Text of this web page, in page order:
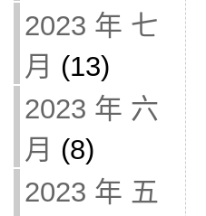
2023 年 七
月 (13)
2023 年 六
月 (8)
2023 年 五